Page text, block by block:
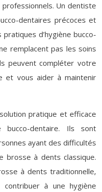
Un dentiste
dentaires précoces et
d’hygiène bucco-
remplacent pas les soins
peuvent compléter votre
et vous aider à maintenir
pratique et efficace
bucco-dentaire. Ils sont
ayant des difficultés
brosse à dents classique.
à dents traditionnelle,
à une hygiène